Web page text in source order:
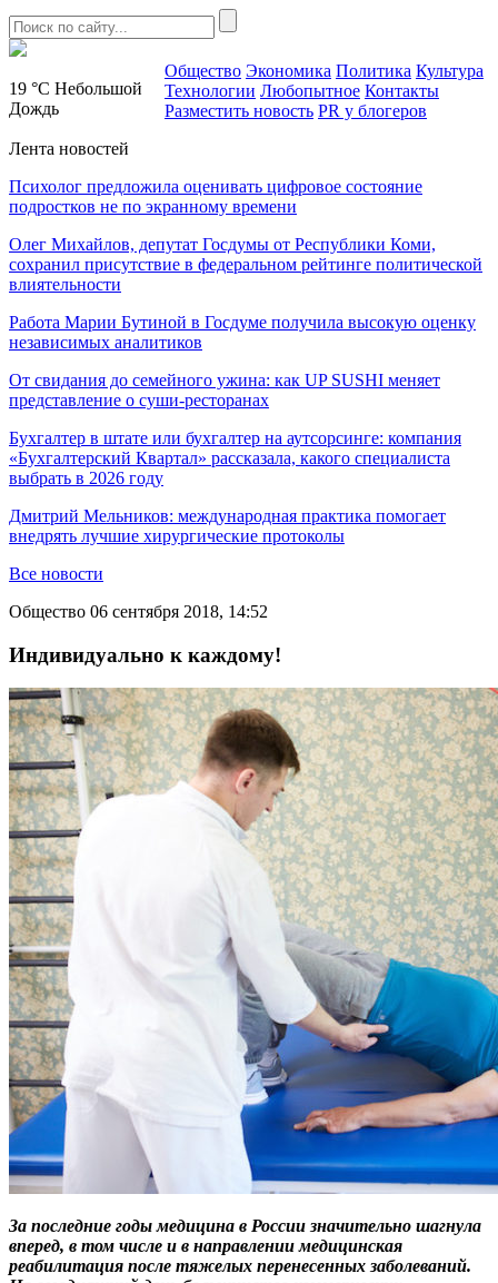
19 °C Небольшой
Дождь
Общество Экономика Политика Культура
Технологии Любопытное Контакты
Разместить новость PR у блогеров
Лента новостей
Психолог предложила оценивать цифровое состояние
подростков не по экранному времени
Олег Михайлов, депутат Госдумы от Республики Коми,
сохранил присутствие в федеральном рейтинге политической
влиятельности
Работа Марии Бутиной в Госдуме получила высокую оценку
независимых аналитиков
От свидания до семейного ужина: как UP SUSHI меняет
представление о суши-ресторанах
Бухгалтер в штате или бухгалтер на аутсорсинге: компания
«Бухгалтерский Квартал» рассказала, какого специалиста
выбрать в 2026 году
Дмитрий Мельников: международная практика помогает
внедрять лучшие хирургические протоколы
Все новости
Общество 06 сентября 2018, 14:52
Индивидуально к каждому!
За последние годы медицина в России значительно шагнула
вперед, в том числе и в направлении медицинская
реабилитация после тяжелых перенесенных заболеваний.